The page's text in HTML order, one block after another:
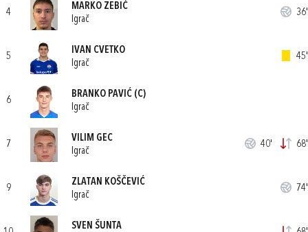
4
MARKO ZEBIĆ
Igrač
36'
5
IVAN CVETKO
Igrač
45'
6
BRANKO PAVIĆ (C)
Igrač
7
VILIM GEC
Igrač
40' 68'
9
ZLATAN KOŠČEVIĆ
Igrač
74'
SVEN ŠUNTA